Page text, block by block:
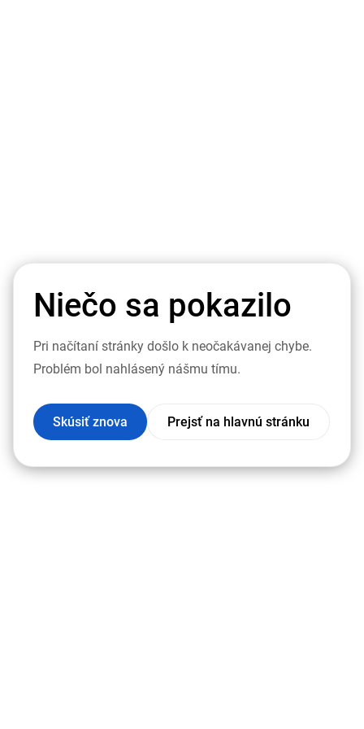
Niečo sa pokazilo
Pri načítaní stránky došlo k neočakávanej chybe.
Problém bol nahlásený nášmu tímu.
Skúsiť znova Prejsť na hlavnú stránku